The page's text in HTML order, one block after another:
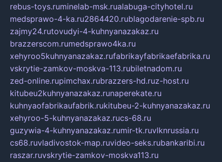
rebus-toys.ruminelab-msk.rualabuga-cityhotel.ru
medsprawo-4-ka.ru2864420.rublagodarenie-spb.ru
zajmy24.rutovudyi-4-kuhnyanazakaz.ru
brazzerscom.rumedsprawo4ka.ru
xehyroo5kuhnyanazakaz.rufabrikayfabrikaefabrika.ru
vskrytie-zamkov-moskva-113.rubiletnadom.ru
zed-online.rupimchax.rubrazzers-hd.ruz-host.ru
kitubeu2kuhnyanazakaz.runaperekate.ru
kuhnyaofabrikaufabrik.rukitubeu-2-kuhnyanazakaz.ru
xehyroo-5-kuhnyanazakaz.rucs-68.ru
guzywia-4-kuhnyanazakaz.rumir-tk.ruvlknrussia.ru
cs68.ruvladivostok-map.ruvideo-seks.rubankaribi.ru
raszar.ruvskrytie-zamkov-moskva113.ru